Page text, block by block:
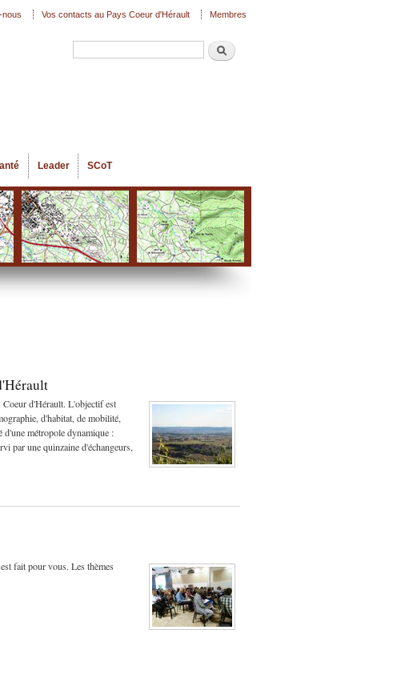
Recherche
Leader SCoT
nous Vos contacts au Pays Coeur d'Hérault Membres
Coeur d'Hérault. L'objectif est
d'habitat, de mobilité,
métropole dynamique :
par une quinzaine d'échangeurs,
fait pour vous. Les thèmes